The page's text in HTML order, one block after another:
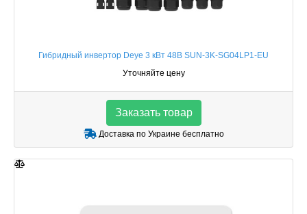
Гибридный инвертор Deye 3 кВт 48В SUN-3K-SG04LP1-EU
Уточняйте цену
Заказать товар
Доставка по Украине бесплатно